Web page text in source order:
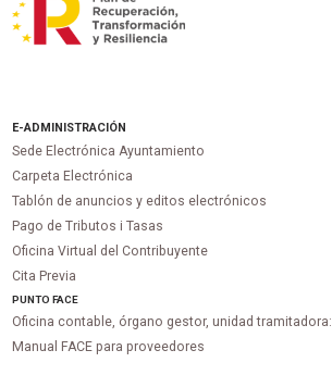
E-ADMINISTRACIÓN
Sede Electrónica Ayuntamiento
Carpeta Electrónica
Tablón de anuncios y editos electrónicos
Pago de Tributos i Tasas
Oficina Virtual del Contribuyente
Cita Previa
PUNTOFACE
Oficina contable, órgano gestor, unidad tramitadora:
Manual FACE para proveedores